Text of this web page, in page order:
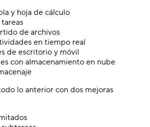
y hoja de cálculo
de archivos
en tiempo real
de escritorio y móvil
con almacenamiento en nube
lo anterior con dos mejoras